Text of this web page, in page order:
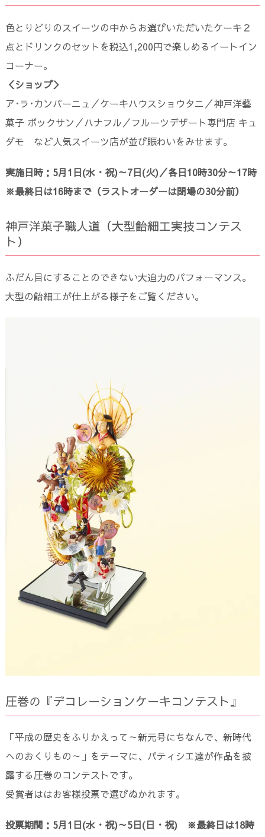
色とりどりのスイーツの中からお選びいただいたケーキ２
点とドリンクのセットを税込1,200円で楽しめるイートイン
コーナー。
＜ショップ＞
ア･ラ･カンパーニュ／ケーキハウスショウタニ／神戸洋藝
菓子 ボックサン／ハナフル／フルーツデザート専門店 キュ
ダモ など人気スイーツ店が並び賑わいをみせます。
実施日時：5月1日(水・祝)～7日(火)／各日10時30分～17時
※最終日は16時まで（ラストオーダーは閉場の30分前）
神戸洋菓子職人道（大型飴細工実技コンテス
ト）
ふだん目にすることのできない大迫力のパフォーマンス。
大型の飴細工が仕上がる様子をご覧ください。
圧巻の『デコレーションケーキコンテスト』
「平成の歴史をふりかえって～新元号にちなんで、新時代
へのおくりもの～」をテーマに、パティシエ達が作品を披
露する圧巻のコンテストです。
受賞者ははお客様投票で選びぬかれます。
投票期間：5月1日(水・祝)～5日(日・祝) ※最終日は18時